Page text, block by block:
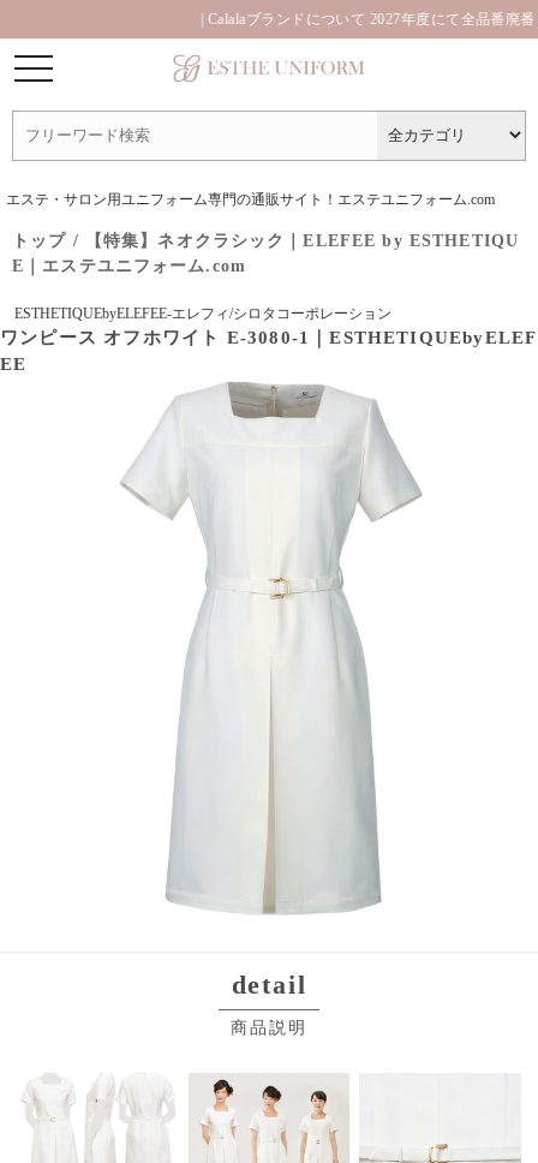
| Calalaブランドについて 2027年度にて全品番廃番とな
エステ・サロン用ユニフォーム専門の通販サイト！エステユニフォーム.com
トップ /
【特集】ネオクラシック｜ELEFEE by ESTHETIQU
E｜エステユニフォーム.com
ESTHETIQUEbyELEFEE-エレフィ/シロタコーポレーション
ワンピース オフホワイト E-3080-1｜ESTHETIQUEbyELEF
EE
detail
商品説明